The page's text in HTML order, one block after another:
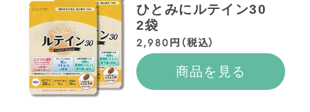
ひとみにルテイン30
2袋
2,980円（税込）
商品を見る